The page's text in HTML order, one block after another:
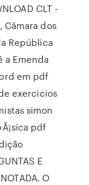
CLT -
Câmara dos
República
a Emenda
em pdf
exercicios
simon
pdf
E
O